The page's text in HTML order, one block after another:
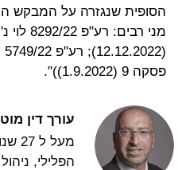
הסופית שנגזרה על המבקש
מני רבים: רע"פ 8292/22
לוי
(12.12.2022); רע"פ 5749/22
פסקה 9 (1.9.2022))".
עורך דין
מעל
הפלילי,